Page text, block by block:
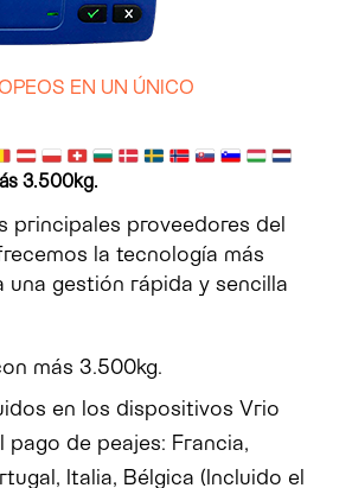
EN UN ÚNICO
3.500kg.
principales proveedores del
la tecnología más
una gestión rápida y sencilla
más 3.500kg.
en los dispositivos Vrio
pago de peajes: Francia,
Italia, Bélgica (Incluido el